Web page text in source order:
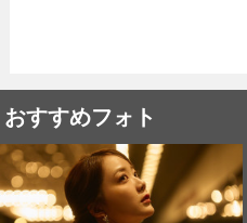
おすすめフォト